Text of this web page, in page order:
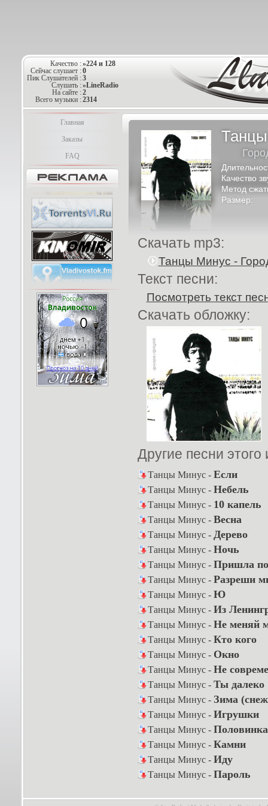
Качество :»224 и 128
Сейчас слушает :0
Пик Слушателей :3
Слушать :»LineRadio
На сайте :2
Всего музыки :2314
Главная
Заказы
FAQ
Качество
Метод
Размер:
Скачать mp3:
Танцы Минус -
Текст песни:
Посмотреть текст
Скачать обложку:
Другие песни
Танцы Минус - Если
Танцы Минус - Небель
Танцы Минус - 10 капель
Танцы Минус - Весна
Танцы Минус - Дерево
Танцы Минус - Ночь
Танцы Минус - Пришла
Танцы Минус - Разреши
Танцы Минус - Ю
Танцы Минус - Из
Танцы Минус - Не меняй
Танцы Минус - Кто кого
Танцы Минус - Окно
Танцы Минус - Не
Танцы Минус - Ты далеко
Танцы Минус - Зима
Танцы Минус - Игрушки
Танцы Минус - Половинка
Танцы Минус - Камни
Танцы Минус - Иду
Танцы Минус - Пароль